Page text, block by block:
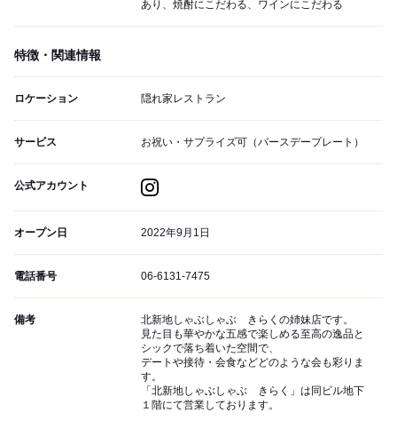
あり、焼酎にこだわる、ワインにこだわる
特徴・関連情報
ロケーション 隠れ家レストラン
サービス お祝い・サプライズ可（バースデープレート）
公式アカウント
オープン日 2022年9月1日
電話番号 06-6131-7475
備考
北新地しゃぶしゃぶ きらくの姉妹店です。
見た目も華やかな五感で楽しめる至高の逸品と
シックで落ち着いた空間で、
デートや接待・会食などどのような会も彩りま
す。
「北新地しゃぶしゃぶ きらく」は同ビル地下
１階にて営業しております。